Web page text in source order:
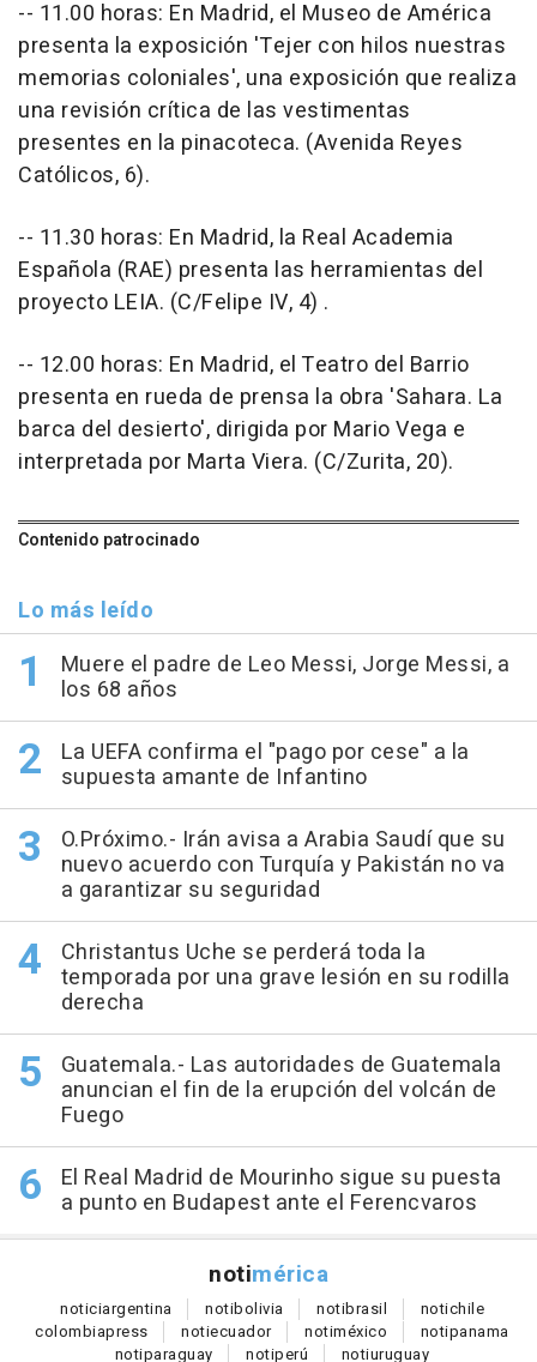
-- 11.00 horas: En Madrid, el Museo de América
presenta la exposición 'Tejer con hilos nuestras
memorias coloniales', una exposición que realiza
una revisión crítica de las vestimentas
presentes en la pinacoteca. (Avenida Reyes
Católicos, 6).
-- 11.30 horas: En Madrid, la Real Academia
Española (RAE) presenta las herramientas del
proyecto LEIA. (C/Felipe IV, 4) .
-- 12.00 horas: En Madrid, el Teatro del Barrio
presenta en rueda de prensa la obra 'Sahara. La
barca del desierto', dirigida por Mario Vega e
interpretada por Marta Viera. (C/Zurita, 20).
Contenido patrocinado
Lo más leído
Muere el padre de Leo Messi, Jorge Messi, a
los 68 años
La UEFA confirma el "pago por cese" a la
supuesta amante de Infantino
O.Próximo.- Irán avisa a Arabia Saudí que su
nuevo acuerdo con Turquía y Pakistán no va
a garantizar su seguridad
Christantus Uche se perderá toda la
temporada por una grave lesión en su rodilla
derecha
Guatemala.- Las autoridades de Guatemala
anuncian el fin de la erupción del volcán de
Fuego
El Real Madrid de Mourinho sigue su puesta
a punto en Budapest ante el Ferencvaros
notimérica
noticiargentina notibolivia notibrasil notichile
colombiapress notiecuador notiméxico notipanama
notiparaguay notiperú notiuruguay